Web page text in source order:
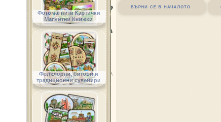
върни се в началото
Фотомагнити Картички
Магнитни Книжки
Фолклорни, битови и
традиционни сувенири